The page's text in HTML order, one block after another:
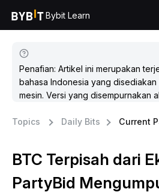
Bybit Learn
Penafian: Artikel ini merupakan
bahasa Indonesia yang disediakan
mesin. Versi yang disempurnakan
Topics Daily Bits Current
BTC Terpisah dari
PartyBid